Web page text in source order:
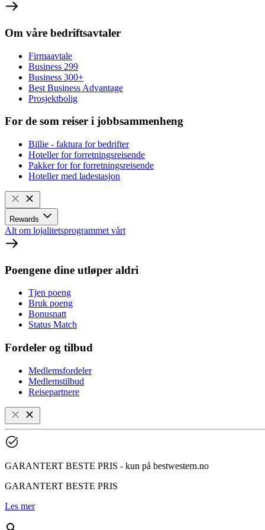
Om våre bedriftsavtaler
Firmaavtale
Business 299
Business 300+
Best Business Advantage
Prosjektbolig
For de som reiser i jobbsammenheng
Billie - faktura for bedrifter
Hoteller for forretningsreisende
Pakker for for forretningsreisende
Hoteller med ladestasjon
Rewards
Alt om lojalitetsprogrammet vårt
Poengene dine utløper aldri
Tjen poeng
Bruk poeng
Bonusnatt
Status Match
Fordeler og tilbud
Medlemsfordeler
Medlemstilbud
Reisepartnere
GARANTERT BESTE PRIS - kun på bestwestern.no
GARANTERT BESTE PRIS
Les mer